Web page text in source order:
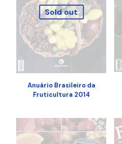
Sold out
Anuário Brasileiro da
Fruticultura 2014